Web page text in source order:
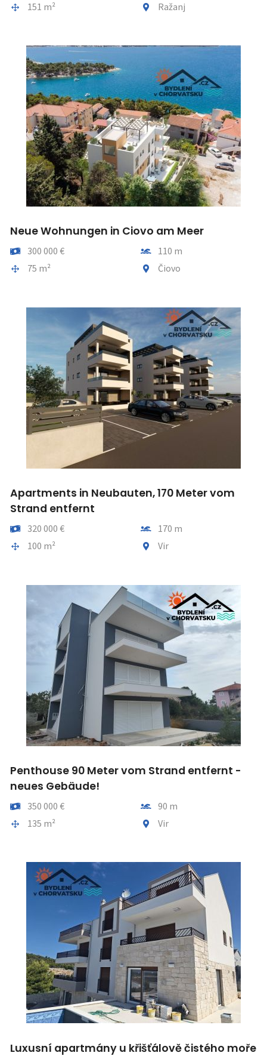
Gesamtfläche
151 m² Gemeindeteil
Ražanj
Neue Wohnungen in Ciovo am Meer
Preis300 000 € Entfernung vom meer
110 m
Gesamtfläche
75 m² Gemeindeteil
Čiovo
Apartments in Neubauten, 170 Meter vom
Strand entfernt
Preis320 000 € Entfernung vom meer
170 m
Gesamtfläche
100 m² Gemeindeteil
Vir
Penthouse 90 Meter vom Strand entfernt -
neues Gebäude!
Preis350 000 € Entfernung vom meer
90 m
Gesamtfläche
135 m² Gemeindeteil
Vir
Luxusní apartmány u křišťálově čistého moře